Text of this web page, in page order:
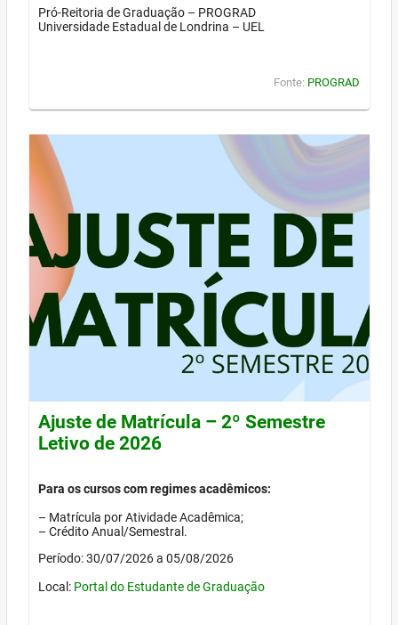
Pró-Reitoria de Graduação – PROGRAD
Universidade Estadual de Londrina – UEL
Fonte: PROGRAD
Ajuste de Matrícula – 2º Semestre
Letivo de 2026
Para os cursos com regimes acadêmicos:
– Matrícula por Atividade Acadêmica;
– Crédito Anual/Semestral.
Período: 30/07/2026 a 05/08/2026
Local: Portal do Estudante de Graduação